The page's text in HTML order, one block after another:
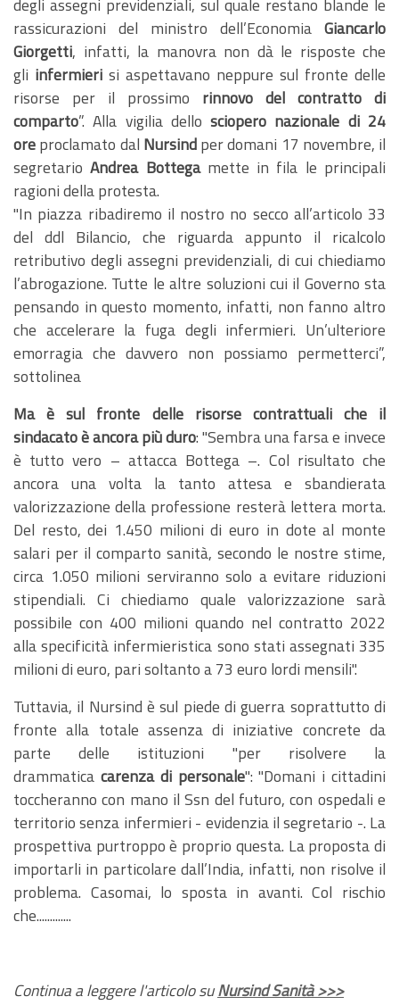
degli assegni previdenziali, sul quale restano blande le
rassicurazioni del ministro dell’Economia Giancarlo
Giorgetti, infatti, la manovra non dà le risposte che
gli infermieri si aspettavano neppure sul fronte delle
risorse per il prossimo rinnovo del contratto di
comparto”. Alla vigilia dellosciopero nazionale di 24
oreproclamato dal Nursindper domani 17 novembre, il
segretarioAndrea Bottegamette in fila le principali
ragioni della protesta.
"In piazza ribadiremo il nostro no secco all’articolo 33
del ddl Bilancio, che riguarda appunto il ricalcolo
retributivo degli assegni previdenziali, di cui chiediamo
l’abrogazione. Tutte le altre soluzioni cui il Governo sta
pensando in questo momento, infatti, non fanno altro
che accelerare la fuga degli infermieri. Un’ulteriore
emorragia che davvero non possiamo permetterci”,
sottolinea
Ma è sul fronte delle risorse contrattuali che il
sindacato è ancora più duro: "Sembra una farsa e invece
è tutto vero – attacca Bottega –. Col risultato che
ancora una volta la tanto attesa e sbandierata
valorizzazione della professione resterà lettera morta.
Del resto, dei 1.450 milioni di euro in dote al monte
salari per il comparto sanità, secondo le nostre stime,
circa 1.050 milioni serviranno solo a evitare riduzioni
stipendiali. Ci chiediamo quale valorizzazione sarà
possibile con 400 milioni quando nel contratto 2022
alla specificità infermieristica sono stati assegnati 335
milioni di euro, pari soltanto a 73 euro lordi mensili".
Tuttavia, il Nursind è sul piede di guerra soprattutto di
fronte alla totale assenza di iniziative concrete da
parte delle istituzioni "per risolvere la
drammatica carenza di personale": "Domani i cittadini
toccheranno con mano il Ssn del futuro, con ospedali e
territorio senza infermieri - evidenzia il segretario -. La
prospettiva purtroppo è proprio questa. La proposta di
importarli in particolare dall’India, infatti, non risolve il
problema. Casomai, lo sposta in avanti. Col rischio
che.............
Continua a leggere l'articolo suNursind Sanità >>>